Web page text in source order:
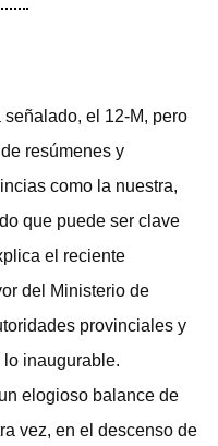
el 12-M, pero
resúmenes y
como la nuestra,
que puede ser clave
el reciente
del Ministerio de
provinciales y
inaugurable.
elogioso balance de
vez, en el descenso de